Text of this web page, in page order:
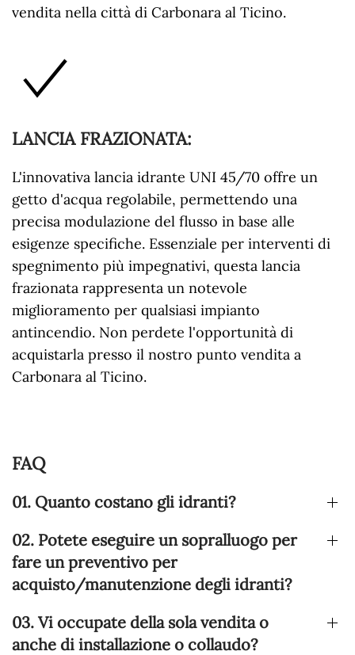
vendita nella città di Carbonara al Ticino.
LANCIA FRAZIONATA:
L'innovativa lancia idrante UNI 45/70 offre un
getto d'acqua regolabile, permettendo una
precisa modulazione del flusso in base alle
esigenze specifiche. Essenziale per interventi di
spegnimento più impegnativi, questa lancia
frazionata rappresenta un notevole
miglioramento per qualsiasi impianto
antincendio. Non perdete l'opportunità di
acquistarla presso il nostro punto vendita a
Carbonara al Ticino.
FAQ
01. Quanto costano gli idranti?
02. Potete eseguire un sopralluogo per
fare un preventivo per
acquisto/manutenzione degli idranti?
03. Vi occupate della sola vendita o
anche di installazione o collaudo?